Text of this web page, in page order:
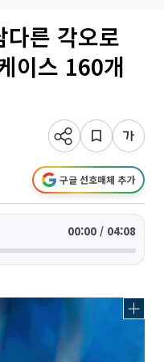
다른 각오로
이스 160개
구글 선호매체 추가
00:00 / 04:08